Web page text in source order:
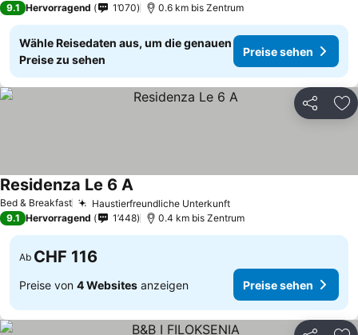
9.1 Hervorragend 1’070 0.6 km bis Zentrum
Wähle Reisedaten aus, um die genauen
Preise zu sehen
Preise sehen
Teilen
Bed & Breakfast Haustierfreundliche Unterkunft
Residenza Le 6 A
9.1 Hervorragend 1’448 0.4 km bis Zentrum
Ab CHF 116
Preise von 4 Websites anzeigen Preise sehen